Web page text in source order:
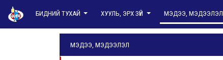
БИДНИЙ ТУХАЙ ХУУЛЬ, ЭРХ ЗҮЙ МЭДЭЭ, МЭДЭЭЛЭЛ
МЭДЭЭ, МЭДЭЭЛЭЛ